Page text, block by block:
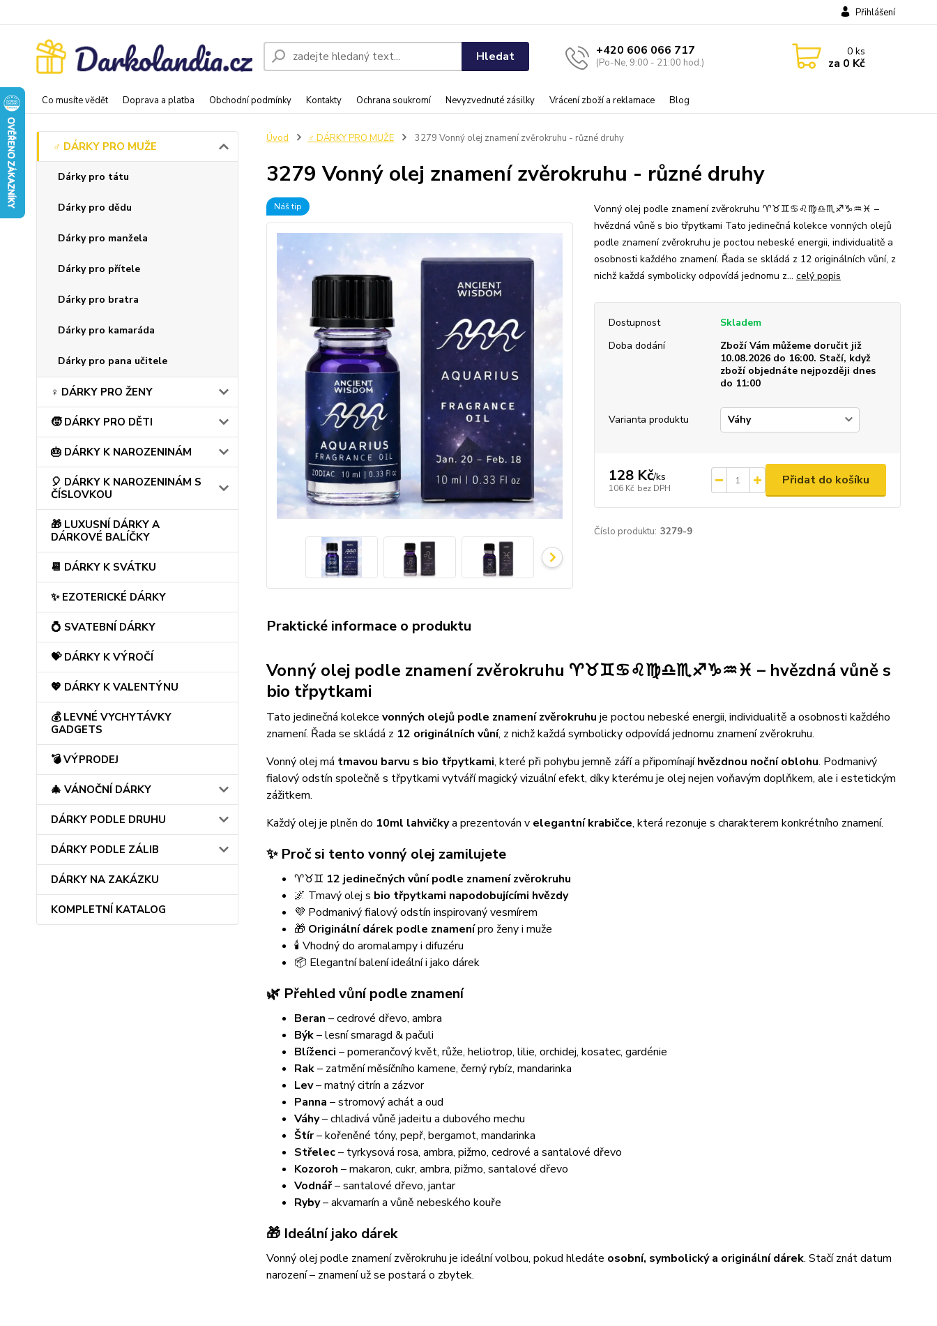
Co musíte vědět Doprava a platba Obchodní podmínky Kontakty Ochrana soukromí Nevyzvednuté zásilky Vrácení zboží a reklamace Blog
Přihlášení
Hledat +420 606 066 717
(Po-Ne, 9:00 - 21:00 hod.)
0ks
za 0 Kč
♂️ DÁRKY PRO MUŽE
Dárky pro tátu
Dárky pro dědu
Dárky pro manžela
Dárky pro přítele
Dárky pro bratra
Dárky pro kamaráda
Dárky pro pana učitele
♀️ DÁRKY PRO ŽENY
🧒 DÁRKY PRO DĚTI
🎂 DÁRKY K NAROZENINÁM
🎈 DÁRKY K NAROZENINÁM S
ČÍSLOVKOU
🎁 LUXUSNÍ DÁRKY A
DÁRKOVÉ BALÍČKY
📆 DÁRKY K SVÁTKU
✨ EZOTERICKÉ DÁRKY
💍 SVATEBNÍ DÁRKY
💝 DÁRKY K VÝROČÍ
💖 DÁRKY K VALENTÝNU
💰 LEVNÉ VYCHYTÁVKY
GADGETS
💣 VÝPRODEJ
🎄 VÁNOČNÍ DÁRKY
DÁRKY PODLE DRUHU
DÁRKY PODLE ZÁLIB
DÁRKY NA ZAKÁZKU
KOMPLETNÍ KATALOG
Úvod ♂️ DÁRKY PRO MUŽE 3279 Vonný olej znamení zvěrokruhu - různé druhy
3279 Vonný olej znamení zvěrokruhu - různé druhy
Náš tip
Vonný olej podle znamení zvěrokruhu ♈♉♊♋♌♍♎♏♐♑♒♓ –
hvězdná vůně s bio třpytkami Tato jedinečná kolekce vonných olejů
podle znamení zvěrokruhu je poctou nebeské energii, individualitě a
osobnosti každého znamení. Řada se skládá z 12 originálních vůní, z
nichž každá symbolicky odpovídá jednomu z... celý popis
Dostupnost
Skladem
Doba dodání
Zboží Vám můžeme doručit již
10.08.2026 do 16:00. Stačí, když
zboží objednáte nejpozději dnes
do 11:00
Varianta produktu
128 Kč/ks
106 Kč bez DPH
Přidat do košíku
Číslo produktu: 3279-9
Praktické informace o produktu
Vonný olej podle znamení zvěrokruhu ♈♉♊♋♌♍♎♏♐♑♒♓ – hvězdná vůně s
bio třpytkami
Tato jedinečná kolekce vonných olejů podle znamení zvěrokruhu je poctou nebeské energii, individualitě a osobnosti každého
znamení. Řada se skládá z 12 originálních vůní, z nichž každá symbolicky odpovídá jednomu znamení zvěrokruhu.
Vonný olej má tmavou barvu s bio třpytkami, které při pohybu jemně září a připomínajíhvězdnou noční oblohu. Podmanivý
fialový odstín společně s třpytkami vytváří magický vizuální efekt, díky kterému je olej nejen voňavým doplňkem, ale i estetickým
zážitkem.
Každý olej je plněn do 10ml lahvičkya prezentován v elegantní krabičce, která rezonuje s charakterem konkrétního znamení.
✨ Proč si tento vonný olej zamilujete
♈♉♊ 12 jedinečných vůní podle znamení zvěrokruhu
🌌 Tmavý olej s bio třpytkami napodobujícími hvězdy
💜 Podmanivý fialový odstín inspirovaný vesmírem
🎁 Originální dárek podle znamenípro ženy i muže
🕯️ Vhodný do aromalampy i difuzéru
📦 Elegantní balení ideální i jako dárek
🌿 Přehled vůní podle znamení
Beran – cedrové dřevo, ambra
Býk– lesní smaragd & pačuli
Blíženci – pomerančový květ, růže, heliotrop, lilie, orchidej, kosatec, gardénie
Rak– zatmění měsíčního kamene, černý rybíz, mandarinka
Lev– matný citrín a zázvor
Panna – stromový achát a oud
Váhy– chladivá vůně jadeitu a dubového mechu
Štír– kořeněné tóny, pepř, bergamot, mandarinka
Střelec– tyrkysová rosa, ambra, pižmo, cedrové a santalové dřevo
Kozoroh – makaron, cukr, ambra, pižmo, santalové dřevo
Vodnář– santalové dřevo, jantar
Ryby– akvamarín a vůně nebeského kouře
🎁 Ideální jako dárek
Vonný olej podle znamení zvěrokruhu je ideální volbou, pokud hledáte osobní, symbolický a originální dárek. Stačí znát datum
narození – znamení už se postará o zbytek.